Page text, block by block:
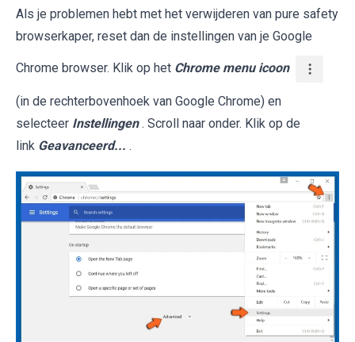
Als je problemen hebt met het verwijderen van pure safety
browserkaper, reset dan de instellingen van je Google
Chrome browser. Klik op het Chrome menu icoon
(in de rechterbovenhoek van Google Chrome) en
selecteer Instellingen . Scroll naar onder. Klik op de
link Geavanceerd... .